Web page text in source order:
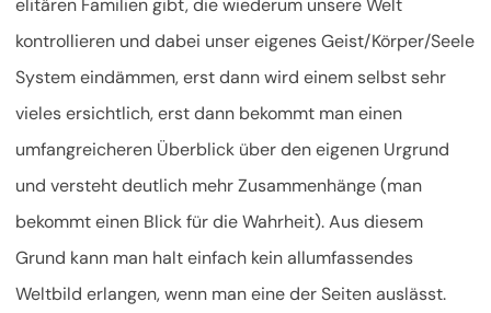
kontrollieren und dabei unser eigenes Geist/Körper/Seele
System eindämmen, erst dann wird einem selbst sehr
vieles ersichtlich, erst dann bekommt man einen
umfangreicheren Überblick über den eigenen Urgrund
und versteht deutlich mehr Zusammenhänge (man
bekommt einen Blick für die Wahrheit). Aus diesem
Grund kann man halt einfach kein allumfassendes
Weltbild erlangen, wenn man eine der Seiten auslässt.